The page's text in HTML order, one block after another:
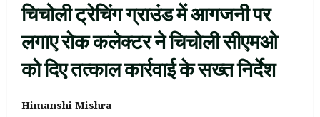
चिचोली ट्रेचिंग ग्राउंड में आगजनी पर
लगाए रोक कलेक्टर ने चिचोली सीएमओ
को दिए तत्काल कार्रवाई के सख्त निर्देश
Himanshi Mishra